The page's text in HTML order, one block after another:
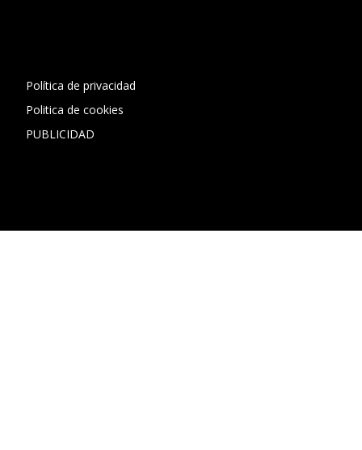
Política de privacidad
Politica de cookies
PUBLICIDAD